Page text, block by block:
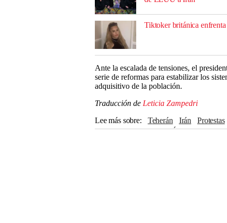
Tiktoker británica
Ante la escalada de tensiones, el
serie de reformas para estabilizar los
adquisitivo de la población.
Traducción de Leticia Zampedri
Lee más sobre
Teherán Irán Protestas
Donald Trump
NICOLÁS MADURO